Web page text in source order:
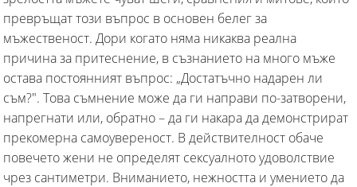
превръщат този въпрос в основен белег за
мъжественост. Дори когато няма никаква реална
причина за притеснение, в съзнанието на много мъже
остава постоянният въпрос: „Достатъчно надарен ли
съм?". Това съмнение може да ги направи по-затворени,
напрегнати или, обратно – да ги накара да демонстрират
прекомерна самоувереност. В действителност обаче
повечето жени не определят сексуалното удоволствие
чрез сантиметри. Вниманието, нежността и умението да